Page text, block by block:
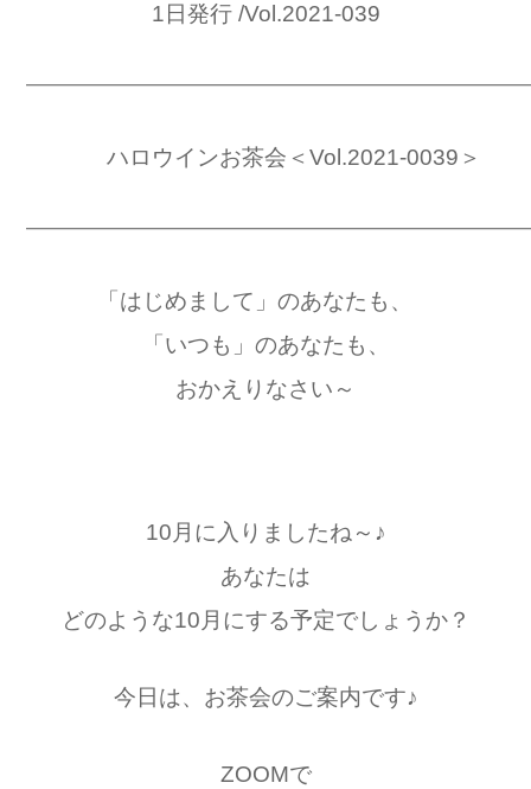
1日発行 /Vol.2021-039
ハロウインお茶会＜Vol.2021-0039＞
「はじめまして」のあなたも、
「いつも」のあなたも、
おかえりなさい～
10月に入りましたね～♪
あなたは
どのような10月にする予定でしょうか？
今日は、お茶会のご案内です♪
ZOOMで